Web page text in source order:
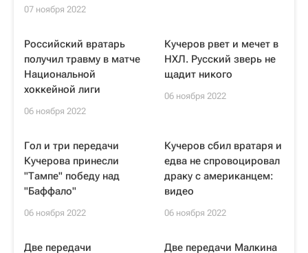
07 ноября 2022
Российский вратарь
получил травму в матче
Национальной
хоккейной лиги
06 ноября 2022
Кучеров рвет и мечет в
НХЛ. Русский зверь не
щадит никого
06 ноября 2022
Гол и три передачи
Кучерова принесли
"Тампе" победу над
"Баффало"
06 ноября 2022
Кучеров сбил вратаря и
едва не спровоцировал
драку с американцем:
видео
06 ноября 2022
Две передачи
Две передачи Малкина